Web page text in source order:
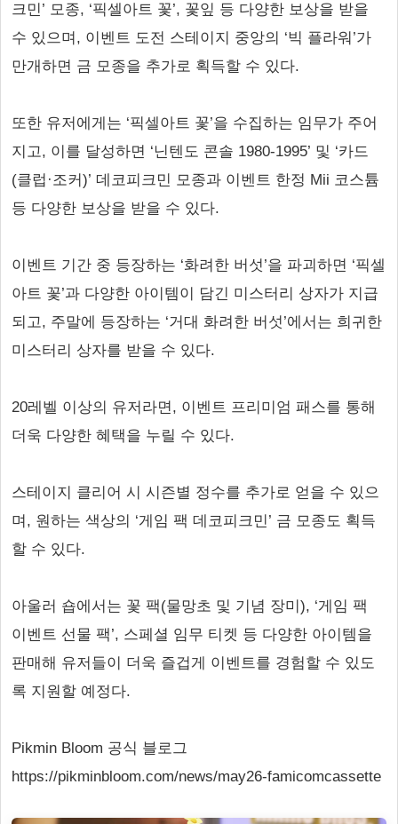
크민’ 모종, ‘픽셀아트 꽃’, 꽃잎 등 다양한 보상을 받을
수 있으며, 이벤트 도전 스테이지 중앙의 ‘빅 플라워’가
만개하면 금 모종을 추가로 획득할 수 있다.
또한 유저에게는 ‘픽셀아트 꽃’을 수집하는 임무가 주어
지고, 이를 달성하면 ‘닌텐도 콘솔 1980-1995’ 및 ‘카드
(클럽·조커)’ 데코피크민 모종과 이벤트 한정 Mii 코스튬
등 다양한 보상을 받을 수 있다.
이벤트 기간 중 등장하는 ‘화려한 버섯’을 파괴하면 ‘픽셀
아트 꽃’과 다양한 아이템이 담긴 미스터리 상자가 지급
되고, 주말에 등장하는 ‘거대 화려한 버섯’에서는 희귀한
미스터리 상자를 받을 수 있다.
20레벨 이상의 유저라면, 이벤트 프리미엄 패스를 통해
더욱 다양한 혜택을 누릴 수 있다.
스테이지 클리어 시 시즌별 정수를 추가로 얻을 수 있으
며, 원하는 색상의 ‘게임 팩 데코피크민’ 금 모종도 획득
할 수 있다.
아울러 숍에서는 꽃 팩(물망초 및 기념 장미), ‘게임 팩
이벤트 선물 팩’, 스페셜 임무 티켓 등 다양한 아이템을
판매해 유저들이 더욱 즐겁게 이벤트를 경험할 수 있도
록 지원할 예정다.
Pikmin Bloom 공식 블로그
https://pikminbloom.com/news/may26-famicomcassette